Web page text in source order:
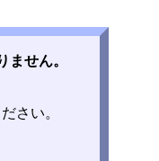
せん。
さい。